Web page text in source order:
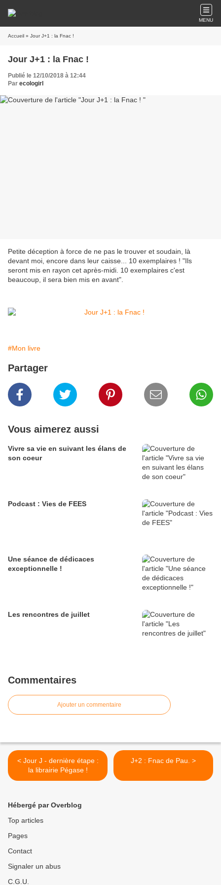
MENU
Accueil » Jour J+1 : la Fnac !
Jour J+1 : la Fnac !
Publié le 12/10/2018 à 12:44
Par ecologirl
Petite déception à force de ne pas le trouver et soudain, là
devant moi, encore dans leur caisse... 10 exemplaires ! "Ils
seront mis en rayon cet après-midi. 10 exemplaires c'est
beaucoup, il sera bien mis en avant".
#Mon livre
Partager
Vous aimerez aussi
Vivre sa vie en suivant les élans de
son coeur
Podcast : Vies de FEES
Une séance de dédicaces
exceptionnelle !
Les rencontres de juillet
Commentaires
Ajouter un commentaire
< Jour J - dernière étape :
la librairie Pégase !
J+2 : Fnac de Pau. >
Hébergé par Overblog
Top articles
Pages
Contact
Signaler un abus
C.G.U.